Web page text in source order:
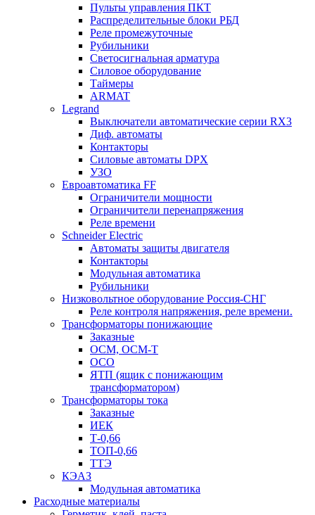
Пульты управления ПКТ
Распределительные блоки РБД
Реле промежуточные
Рубильники
Светосигнальная арматура
Силовое оборудование
Таймеры
ARMAT
Legrand
Выключатели автоматические серии RX3
Диф. автоматы
Контакторы
Силовые автоматы DPX
УЗО
Евроавтоматика FF
Ограничители мощности
Ограничители перенапряжения
Реле времени
Schneider Electric
Автоматы защиты двигателя
Контакторы
Модульная автоматика
Рубильники
Низковольтное оборудование Россия-СНГ
Реле контроля напряжения, реле времени.
Трансформаторы понижающие
Заказные
ОСМ, ОСМ-Т
ОСО
ЯТП (ящик с понижающим
трансформатором)
Трансформаторы тока
Заказные
ИЕК
Т-0,66
ТОП-0,66
ТТЭ
КЭАЗ
Модульная автоматика
Расходные материалы